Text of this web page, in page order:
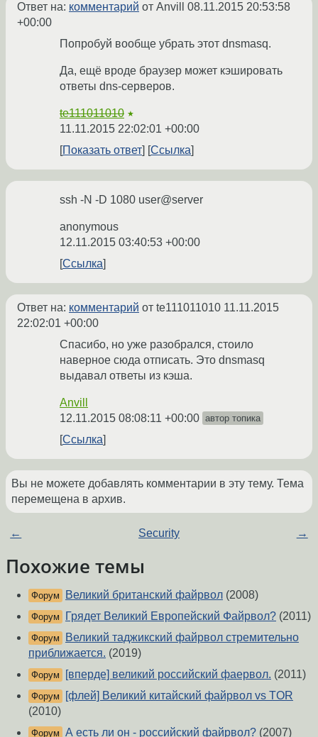
Ответ на: комментарий от Anvill 08.11.2015 20:53:58
+00:00
Попробуй вообще убрать этот dnsmasq.
Да, ещё вроде браузер может кэшировать
ответы dns-серверов.
te111011010 ★
11.11.2015 22:02:01 +00:00
Показать ответ
Ссылка
ssh -N -D 1080 user@server
anonymous
12.11.2015 03:40:53 +00:00
Ссылка
Ответ на: комментарий от te111011010 11.11.2015
22:02:01 +00:00
Спасибо, но уже разобрался, стоило
наверное сюда отписать. Это dnsmasq
выдавал ответы из кэша.
Anvill
12.11.2015 08:08:11 +00:00 автор топика
Ссылка
Вы не можете добавлять комментарии в эту тему. Тема
перемещена в архив.
← Security →
Похожие темы
Форум Великий британский файрвол (2008)
Форум Грядет Великий Европейский Файрвол? (2011)
Форум
Великий таджикский файрвол стремительно
приближается. (2019)
Форум [вперде] великий российский фаервол. (2011)
Форум
[флей] Великий китайский файрвол vs TOR
(2010)
Форум А есть ли он - российский файрвол? (2007)